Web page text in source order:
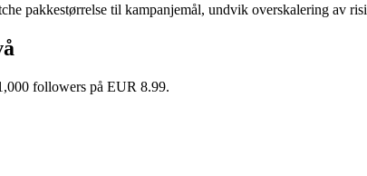
pakkestørrelse til kampanjemål, undvik overskalering av
followers på EUR 8.99.